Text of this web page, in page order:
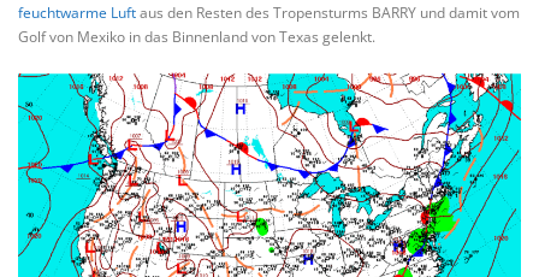
feuchtwarme Luftaus den Resten des Tropensturms BARRY und damit vom
Golf von Mexiko in das Binnenland von Texas gelenkt.